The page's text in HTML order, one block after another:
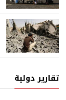
تقارير دولية